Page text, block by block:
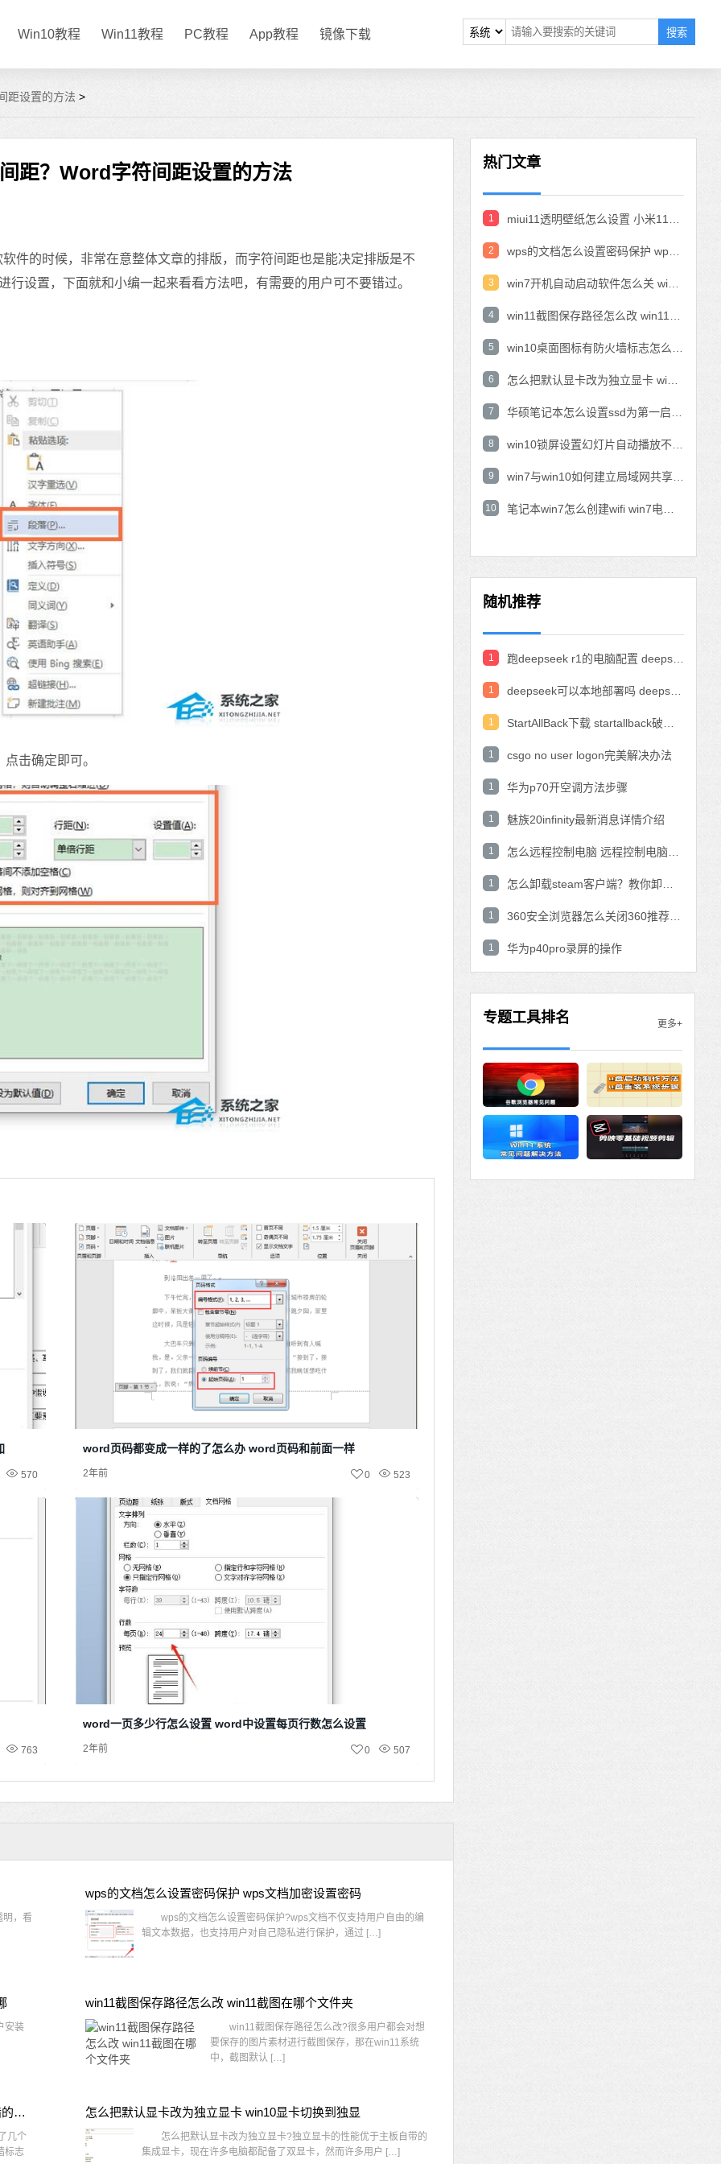
Win10教程 Win11教程 PC教程 App教程 镜像下载 搜索
距设置的方法 >
距？Word字符间距设置的方法
的时候，非常在意整体文章的排版，而字符间距也是能决定排版是不
设置，下面就和小编一起来看看方法吧，有需要的用户可不要错过。
击确定即可。
570
word页码都变成一样的了怎么办 word页码和前面一样
2年前 523
0
763
word一页多少行怎么设置 word中设置每页行数怎么设置
2年前 507
0
，看
wps的文档怎么设置密码保护 wps文档加密设置密码
wps的文档怎么设置密码保护?wps文档不仅支持用户自由的编
辑文本数据，也支持用户对自己隐私进行保护，通过 […]
安装
win11截图保存路径怎么改 win11截图在哪个文件夹
win11截图保存路径怎么改?很多用户都会对想
要保存的图片素材进行截图保存，那在win11系统
中，截图默认 […]
win10桌面图标有防火墙标志怎么办 电脑软件图标有防火墙的小图标怎么去掉
几个
标志
怎么把默认显卡改为独立显卡 win10显卡切换到独显
怎么把默认显卡改为独立显卡?独立显卡的性能优于主板自带的
集成显卡，现在许多电脑都配备了双显卡，然而许多用户 […]
热门文章
1
2
3
4
5
6
7
8
9
10
随机推荐
1
1
1
1 csgo no user logon完美解决办法
1 华为p70开空调方法步骤
1 魅族20infinity最新消息详情介绍
1
1
1
1 华为p40pro录屏的操作
专题工具排名 更多+